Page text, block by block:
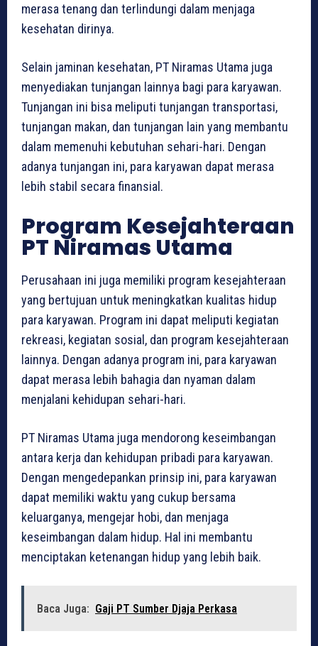
merasa tenang dan terlindungi dalam menjaga
kesehatan dirinya.
Selain jaminan kesehatan, PT Niramas Utama juga
menyediakan tunjangan lainnya bagi para karyawan.
Tunjangan ini bisa meliputi tunjangan transportasi,
tunjangan makan, dan tunjangan lain yang membantu
dalam memenuhi kebutuhan sehari-hari. Dengan
adanya tunjangan ini, para karyawan dapat merasa
lebih stabil secara finansial.
Program Kesejahteraan
PT Niramas Utama
Perusahaan ini juga memiliki program kesejahteraan
yang bertujuan untuk meningkatkan kualitas hidup
para karyawan. Program ini dapat meliputi kegiatan
rekreasi, kegiatan sosial, dan program kesejahteraan
lainnya. Dengan adanya program ini, para karyawan
dapat merasa lebih bahagia dan nyaman dalam
menjalani kehidupan sehari-hari.
PT Niramas Utama juga mendorong keseimbangan
antara kerja dan kehidupan pribadi para karyawan.
Dengan mengedepankan prinsip ini, para karyawan
dapat memiliki waktu yang cukup bersama
keluarganya, mengejar hobi, dan menjaga
keseimbangan dalam hidup. Hal ini membantu
menciptakan ketenangan hidup yang lebih baik.
Baca Juga: Gaji PT Sumber Djaja Perkasa